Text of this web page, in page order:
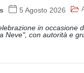
5 Agosto 2026
in occasione
Neve", con autorità e